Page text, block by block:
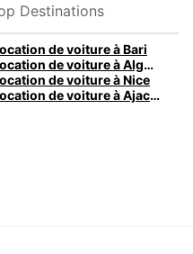
Destinations
de voiture à Bari
Location de voiture à Alghero
de voiture à Nice
Location de voiture à Ajaccio